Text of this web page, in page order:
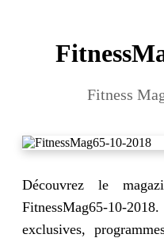
Fitness
Découvrez le
FitnessMag65-10-
exclusives,